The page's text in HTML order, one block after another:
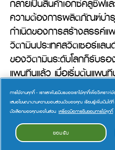
ความต้องการผลิตภัณฑ์บำ
กำเนิดของการสร้างสรรค์
วิตามินประเทศสวิตเซอร์แ
ของวิตามินระดับโลกก็รับร
แพนทีนแล้ว เมื่อเริ่มต้นแพน
หลังจากเวลาผ่านไปหลาย
ตั้งแต่สหรัฐอเมริกาไปจนถึง
แพร่หลาย และทำให้แพนทีนก
ดูแลเส้นผมที่เป็นที่นิยมอันดั
การใช้งานคุกกี้ - เราและพันธมิตรของเราใช้คุกกี้เพื่อวิเครา
เสนอโฆษณาตามความชอบส่วนตัวของคุณ เรียนรู้เพิ่มเติมได้ที่
ตัวเลือกของคุณเองในส่วน เครื่องมือการยินยอมการใช้คุกกี้
ยอมรับ